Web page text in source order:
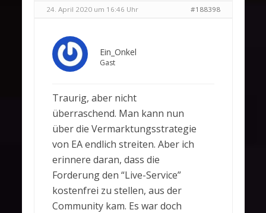
24. April 2020 um 16:46 Uhr #188398
Ein_Onkel
Gast
Traurig, aber nicht
überraschend. Man kann nun
über die Vermarktungsstrategie
von EA endlich streiten. Aber ich
erinnere daran, dass die
Forderung den “Live-Service”
kostenfrei zu stellen, aus der
Community kam. Es war doch